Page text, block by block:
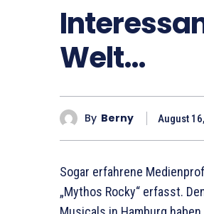
Welt…
By Berny August
Sogar erfahrene
„Mythos Rocky“ erfasst.